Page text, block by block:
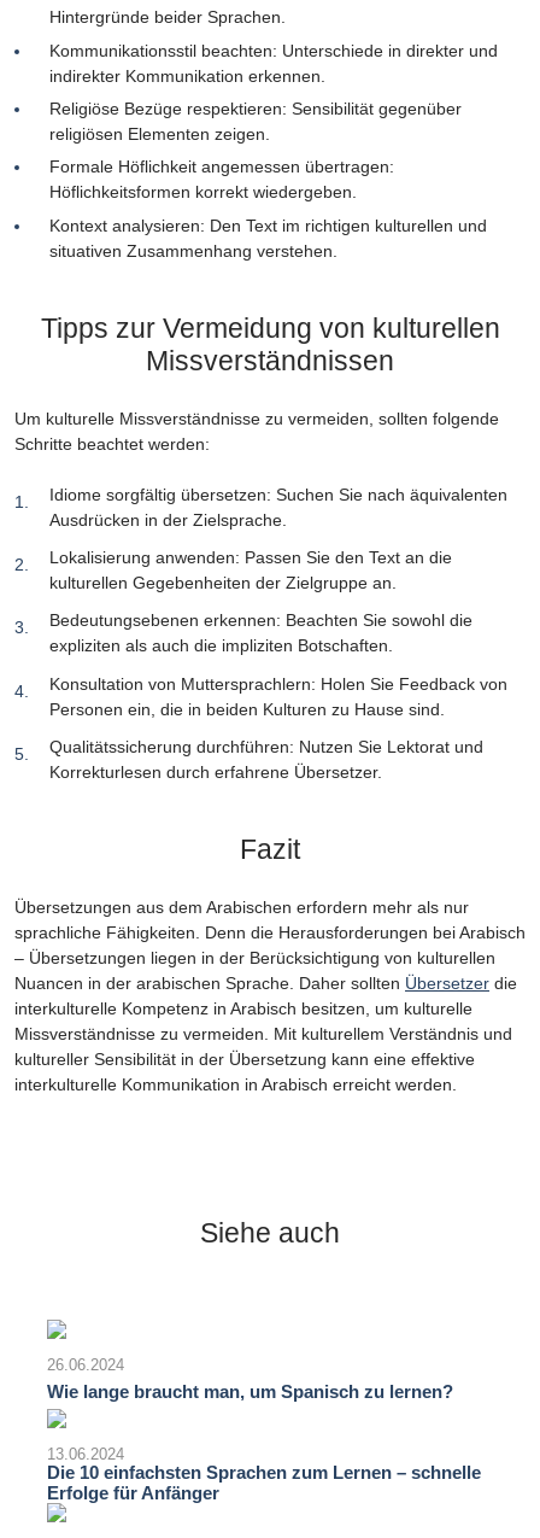
Hintergründe beider Sprachen.
Kommunikationsstil beachten: Unterschiede in direkter und
indirekter Kommunikation erkennen.
Religiöse Bezüge respektieren: Sensibilität gegenüber
religiösen Elementen zeigen.
Formale Höflichkeit angemessen übertragen:
Höflichkeitsformen korrekt wiedergeben.
Kontext analysieren: Den Text im richtigen kulturellen und
situativen Zusammenhang verstehen.
Tipps zur Vermeidung von kulturellen
Missverständnissen
Um kulturelle Missverständnisse zu vermeiden, sollten folgende
Schritte beachtet werden:
Idiome sorgfältig übersetzen: Suchen Sie nach äquivalenten
Ausdrücken in der Zielsprache.
Lokalisierung anwenden: Passen Sie den Text an die
kulturellen Gegebenheiten der Zielgruppe an.
Bedeutungsebenen erkennen: Beachten Sie sowohl die
expliziten als auch die impliziten Botschaften.
Konsultation von Muttersprachlern: Holen Sie Feedback von
Personen ein, die in beiden Kulturen zu Hause sind.
Qualitätssicherung durchführen: Nutzen Sie Lektorat und
Korrekturlesen durch erfahrene Übersetzer.
Fazit
Übersetzungen aus dem Arabischen erfordern mehr als nur
sprachliche Fähigkeiten. Denn die Herausforderungen bei Arabisch
– Übersetzungen liegen in der Berücksichtigung von kulturellen
Nuancen in der arabischen Sprache. Daher sollten Übersetzer die
interkulturelle Kompetenz in Arabisch besitzen, um kulturelle
Missverständnisse zu vermeiden. Mit kulturellem Verständnis und
kultureller Sensibilität in der Übersetzung kann eine effektive
interkulturelle Kommunikation in Arabisch erreicht werden.
Siehe auch
26.06.2024
Wie lange braucht man, um Spanisch zu lernen?
13.06.2024
Die 10 einfachsten Sprachen zum Lernen – schnelle
Erfolge für Anfänger